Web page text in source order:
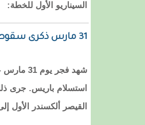
السيناريو الأول للخطة:
31 مارس ذكرى سقوط باريس أمام قوات روسيا في ساعات الفجر الأولى!
استسلام باريس. جرى
القيصر ألكسندر الأول